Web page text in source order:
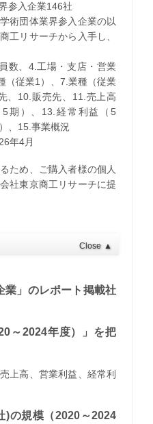
参入企業146社
術団体業界参入企業の以
工リサーチから入手し、
数、4.工場・支店・営業
（従業1）、7.業種（従業
、10.販売先、11.売上高
5期）、13.経常利益（5
、15.事業概況
年4月
ため、ご購入者様の個人
社東京商工リサーチに提
Close ▲
」のレポート掲載社
～2024年度）」を把
上高、営業利益、経常利
)の規模（2020～2024